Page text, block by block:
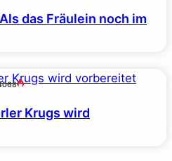
das Fräulein noch im
Krugs wird